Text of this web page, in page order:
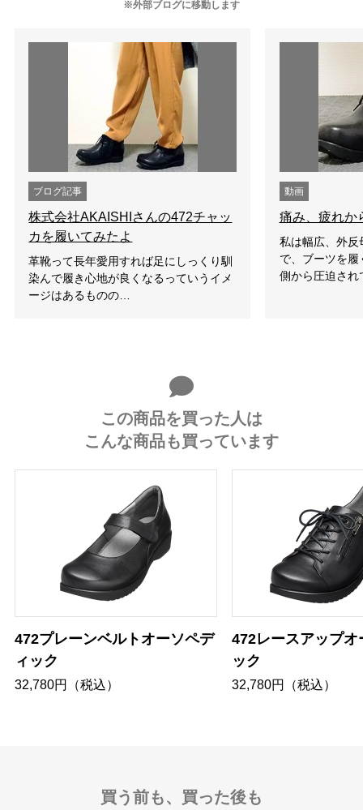
※外部ブログに移動します
ブログ記事
株式会社AKAISHIさんの472チャッ
カを履いてみたよ
革靴って長年愛用すれば足にしっくり馴
染んで履き心地が良くなるっていうイメ
ージはあるものの…
動画
痛み、疲れか
私は幅広、外反
で、ブーツを
側から圧迫さ
この商品を買った人は
こんな商品も買っています
472プレーンベルトオーソペデ
ィック
32,780円（税込）
472レースアップオ
ック
32,780円（税込）
買う前も、買った後も